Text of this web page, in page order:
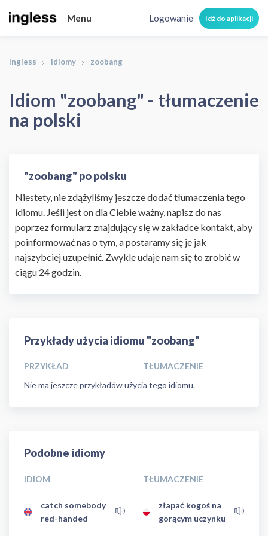
Menu Logowanie Idź do aplikacji
Ingless Idiomy zoobang
Idiom "zoobang" - tłumaczenie
na polski
"zoobang" po polsku
Niestety, nie zdążyliśmy jeszcze dodać tłumaczenia tego
idiomu. Jeśli jest on dla Ciebie ważny, napisz do nas
poprzez formularz znajdujący się w zakładce kontakt, aby
poinformować nas o tym, a postaramy się je jak
najszybciej uzupełnić. Zwykle udaje nam się to zrobić w
ciągu 24 godzin.
Przykłady użycia idiomu "zoobang"
PRZYKŁAD
TŁUMACZENIE
Nie ma jeszcze przykładów użycia tego idiomu.
Podobne idiomy
IDIOM TŁUMACZENIE
catch somebody
red-handed
złapać kogoś na
gorącym uczynku